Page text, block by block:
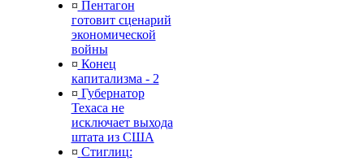
¤ Пентагон
готовит сценарий
экономической
войны
¤ Конец
капитализма - 2
¤ Губернатор
Техаса не
исключает выхода
штата из США
¤ Стиглиц: